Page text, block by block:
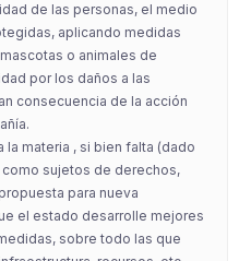
de las personas, el medio
aplicando medidas
o animales de
por los daños a las
consecuencia de la acción
la materia , si bien falta (dado
sujetos de derechos,
para nueva
el estado desarrolle mejores
sobre todo las que